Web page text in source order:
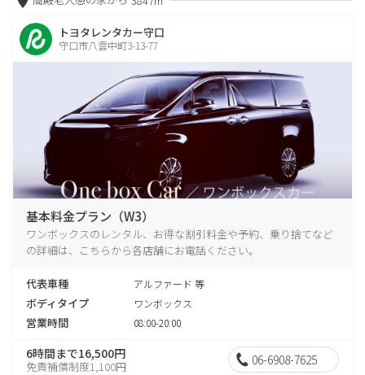
トヨタレンタカー守口
守口市八雲中町3-13-77
基本料金プラン（W3）
ワンボックスのレンタル、お得な割引料金や予約、乗り捨てなど
の詳細は、こちらから各店舗にお電話ください。
代表車種 アルファード 等
ボディタイプ ワンボックス
営業時間 08:00-20:00
6時間まで16,500円
免責補償制度1,100円 06-6908-7625